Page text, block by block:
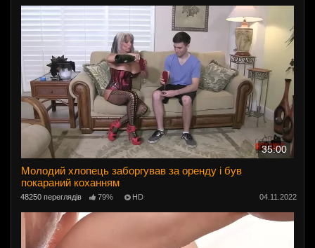
35:00
Молодий хлопець заборгував за оренду і був
покараний коханням
48250 переглядів 79% HD 04.11.2022